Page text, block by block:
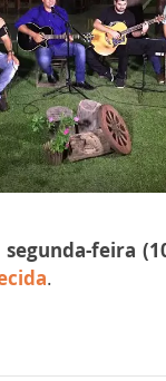
segunda-feira
.